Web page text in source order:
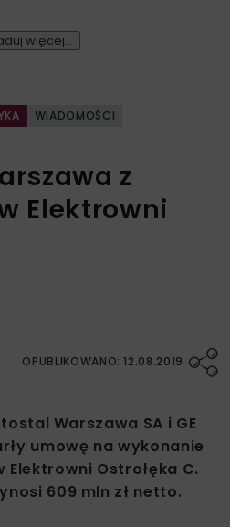
więcej...
WIADOMOŚCI
z
Elektrowni
OPUBLIKOWANO: 12.08.2019
Warszawa SA i GE
umowę na wykonanie
Ostrołęka C.
609 mln zł netto.